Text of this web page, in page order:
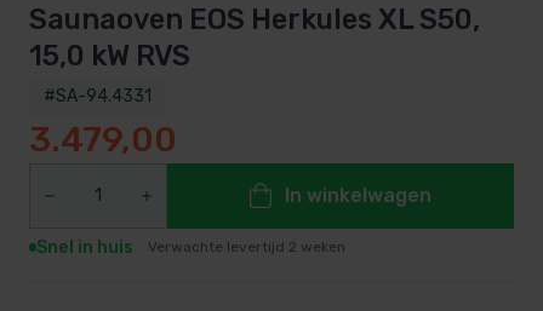
Saunaoven EOS Herkules XL S50,
15,0 kW RVS
#SA-94.4331
3.479,00
In winkelwagen
Snel in huis Verwachte levertijd 2 weken